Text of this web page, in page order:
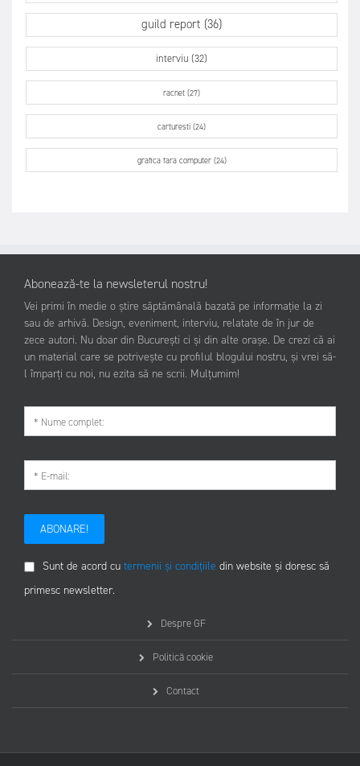
guild report (36)
interviu (32)
racnet (27)
carturesti (24)
grafica fara computer (24)
Abonează-te la newsleterul nostru!
Vei primi în medie o știre săptămânală bazată pe informație la zi
sau de arhivă. Design, eveniment, interviu, relatate de în jur de
zece autori. Nu doar din București ci și din alte orașe. De crezi că ai
un material care se potrivește cu profilul blogului nostru, și vrei să-
l împarți cu noi, nu ezita să ne scrii. Mulțumim!
ABONARE!
Sunt de acord cu termenii și condițiile din website și doresc să
primesc newsletter.
Despre GF
Politică cookie
Contact